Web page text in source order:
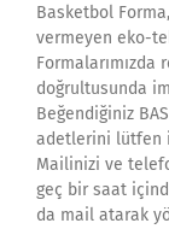
Basketbol
vermeyen eko-
doğrultusunda
Beğendiğiniz
adetlerini lütfen
Mailinizi ve
geç bir saat
da mail atarak